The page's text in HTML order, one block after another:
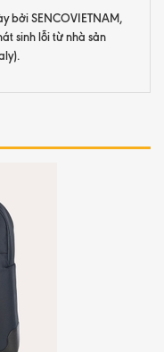
bởi SENCOVIETNAM,
sinh lỗi từ nhà sản